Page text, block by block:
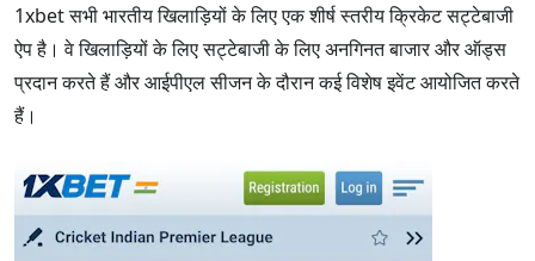
1xbet सभी भारतीय खिलाड़ियों के लिए एक शीर्ष स्तरीय क्रिकेट सट्टेबाजी
ऐप है। वे खिलाड़ियों के लिए सट्टेबाजी के लिए अनगिनत बाजार और ऑड्स
प्रदान करते हैं और आईपीएल सीजन के दौरान कई विशेष इवेंट आयोजित करते
हैं।